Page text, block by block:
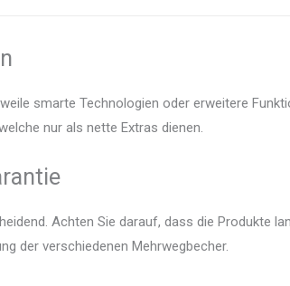
smarte Technologien oder erweitere
nur als nette Extras dienen.
Achten Sie darauf, dass die Produkte
der verschiedenen Mehrwegbecher.